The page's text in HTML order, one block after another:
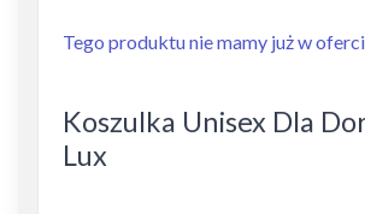
Tego produktu nie mamy już w
Koszulka Unisex Dla
Lux